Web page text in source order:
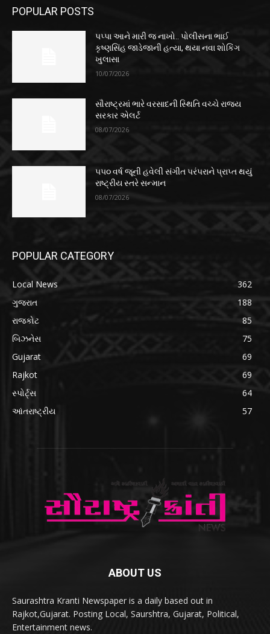
POPULAR POSTS
પપ્પા આને મારી જ નાખો.. પોલીસના ભાઈ
કૃષ્ણસિંહ જાડેજાની હત્યા, થયા નવા શોકિંગ
ખુલાસા
10/07/2026
સૌરાષ્ટ્રમાં ભારે વરસાદની સ્થિતિ વચ્ચે રાજ્ય
સરકાર એલર્ટ
08/07/2026
૫૫૦ વર્ષ જૂની હવેલી સંગીત પરંપરાને પ્રાપ્ત થયું
રાષ્ટ્રીય સ્તરે સન્માન
08/07/2026
POPULAR CATEGORY
Local News
362
ગુજરાત
188
રાજકોટ
85
બિઝનેસ
75
Gujarat
69
Rajkot
69
સ્પોર્ટ્સ
64
આંતરાષ્ટ્રીય
57
ABOUT US
Saurashtra Kranti Newspaper is a daily based out in
Rajkot,Gujarat. Posting Local, Saurshtra, Gujarat, Political,
Entertainment news.